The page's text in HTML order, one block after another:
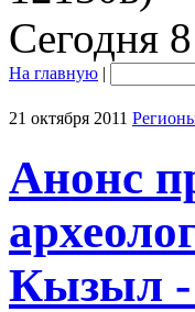
Сегодня
На главную |
21 октября 2011
Анонс
Кызыл -